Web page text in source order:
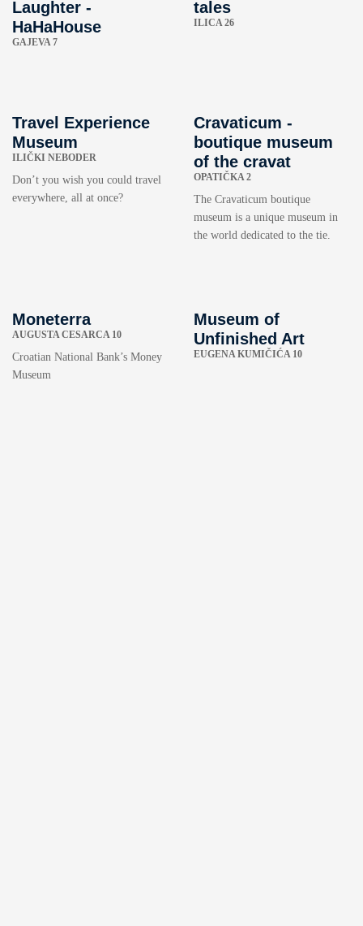
Laughter -
HaHaHouse
GAJEVA 7
tales
ILICA 26
Travel Experience
Museum
ILIČKI NEBODER
Don’t you wish you could travel
everywhere, all at once?
Cravaticum -
boutique museum
of the cravat
OPATIČKA 2
The Cravaticum boutique
museum is a unique museum in
the world dedicated to the tie.
Moneterra
AUGUSTA CESARCA 10
Croatian National Bank’s Money
Museum
Museum of
Unfinished Art
EUGENA KUMIČIĆA 10